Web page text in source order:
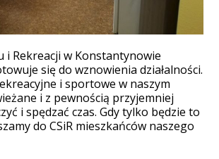
i Rekreacji w Konstantynowie
się do wznowienia działalności.
i sportowe w naszym
i z pewnością przyjemniej
i spędzać czas. Gdy tylko będzie to
do CSiR mieszkańców naszego